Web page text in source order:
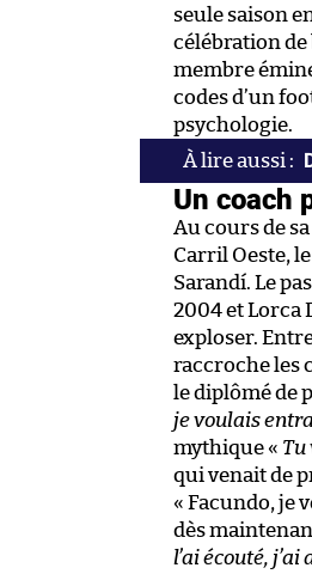
seule saison
célébration de
membre
codes d’un
psychologie.
Un coach
Au cours de
Carril Oeste, le
Sarandí. Le
2004 et Lorca
exploser.
raccroche les
le diplômé de
je voulais
mythique « Tu
qui venait de
« Facundo, je
dès
l’ai écouté,